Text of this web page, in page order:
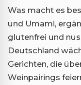
Was macht es
und Umami,
glutenfrei und
Deutschland
Gerichten, die
Weinpairings